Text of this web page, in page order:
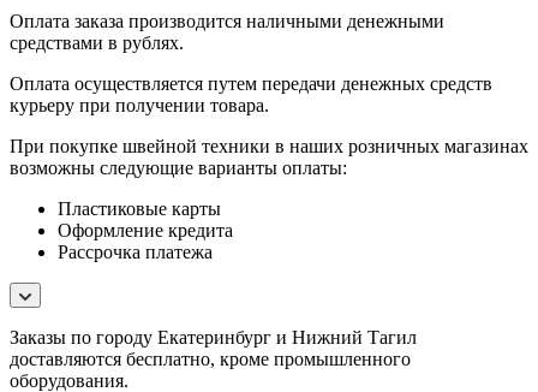
Оплата заказа производится наличными денежными
средствами в рублях.
Оплата осуществляется путем передачи денежных средств
курьеру при получении товара.
При покупке швейной техники в наших розничных магазинах
возможны следующие варианты оплаты:
Пластиковые карты
Оформление кредита
Рассрочка платежа
Заказы по городу Екатеринбург и Нижний Тагил
доставляются бесплатно, кроме промышленного
оборудования.